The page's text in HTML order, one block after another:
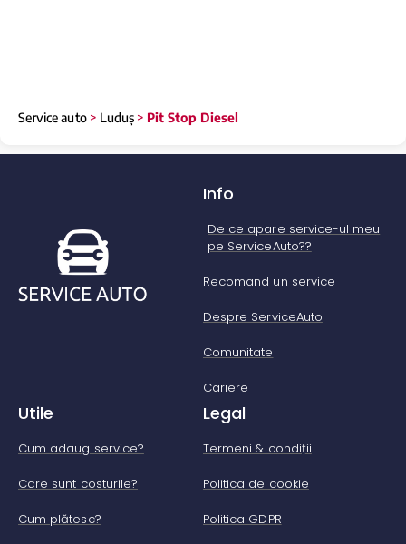
Service auto> Luduș > Pit Stop Diesel
Info
De ce apare service-ul meu
pe ServiceAuto??
Recomand un service
Despre ServiceAuto
Comunitate
Cariere
Utile
Cum adaug service?
Care sunt costurile?
Cum plătesc?
Legal
Termeni & condiții
Politica de cookie
Politica GDPR